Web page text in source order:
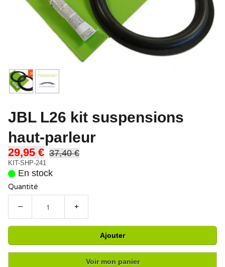
JBL L26 kit suspensions
haut-parleur
29,95 € 37,40 €
KIT-SHP-241
En stock
Quantité
− +
Ajouter
Voir mon panier